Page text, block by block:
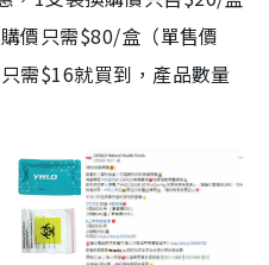
價只需$80/盒（單售價
需$16就買到，產品數量